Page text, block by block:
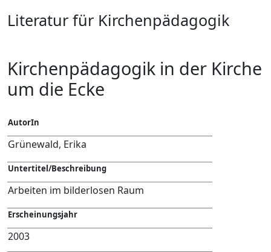
Literatur für Kirchenpädagogik
Kirchenpädagogik in der Kirche
um die Ecke
AutorIn
Grünewald, Erika
Untertitel/Beschreibung
Arbeiten im bilderlosen Raum
Erscheinungsjahr
2003